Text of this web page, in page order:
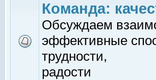
Команда:
Обсуждаем
эффективные
трудности,
радости